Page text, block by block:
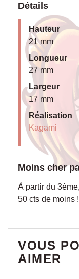
Détails
Hauteur
21 mm
Longueur
27 mm
Largeur
17 mm
Réalisation
Kagami
Moins cher
À partir du
50 cts de moins !
VOUS
AIMER